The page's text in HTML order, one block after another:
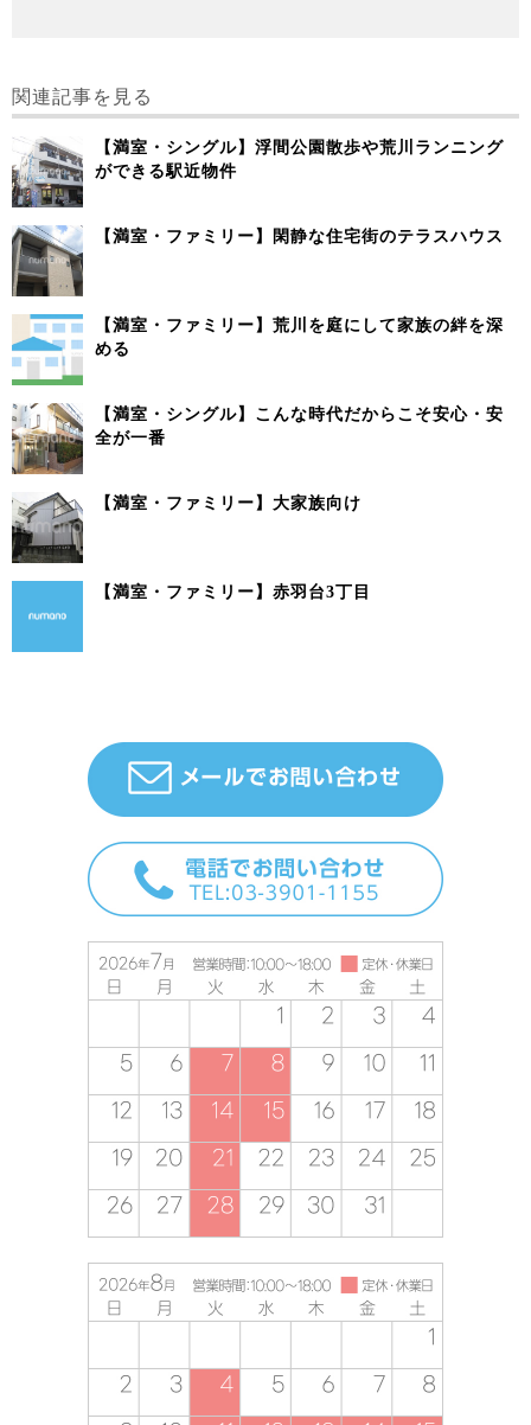
関連記事を見る
【満室・シングル】浮間公園散歩や荒川ランニング
ができる駅近物件
【満室・ファミリー】閑静な住宅街のテラスハウス
【満室・ファミリー】荒川を庭にして家族の絆を深
める
【満室・シングル】こんな時代だからこそ安心・安
全が一番
【満室・ファミリー】大家族向け
【満室・ファミリー】赤羽台3丁目